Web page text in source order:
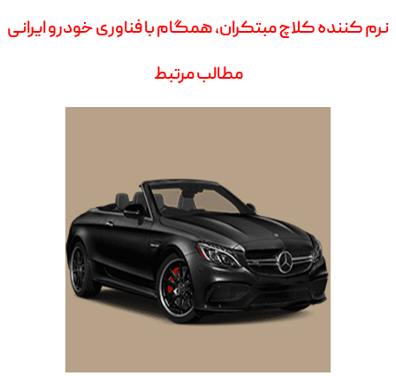
نرم کننده کلاچ مبتکران, همگام با فناوری خودرو ایرانی
مطالب مرتبط